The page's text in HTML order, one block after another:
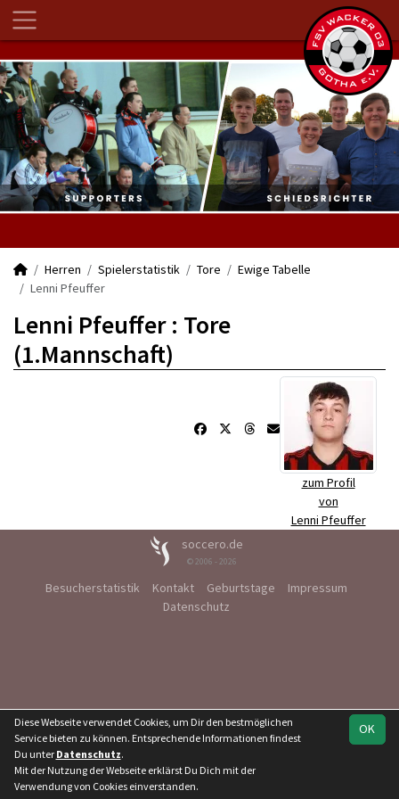
Herren Spielerstatistik Tore
Ewige Tabelle
Lenni Pfeuffer
Lenni Pfeuffer : Tore
(1.Mannschaft)
zum Profil
von
Lenni Pfeuffer
soccero.de
© 2006 - 2026
Besucherstatistik Kontakt Geburtstage
Impressum
Datenschutz
OK
Diese Webseite verwendet Cookies, um Dir den bestmöglichen
Service bieten zu können. Entsprechende Informationen findest
Du unter Datenschutz.
Mit der Nutzung der Webseite erklärst Du Dich mit der
Verwendung von Cookies einverstanden.